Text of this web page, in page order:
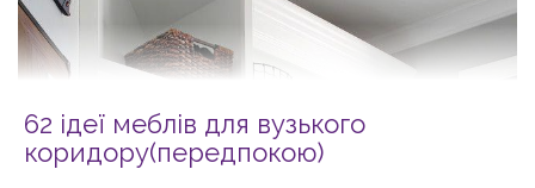
62 ідеї меблів для вузького
коридору(передпокою)